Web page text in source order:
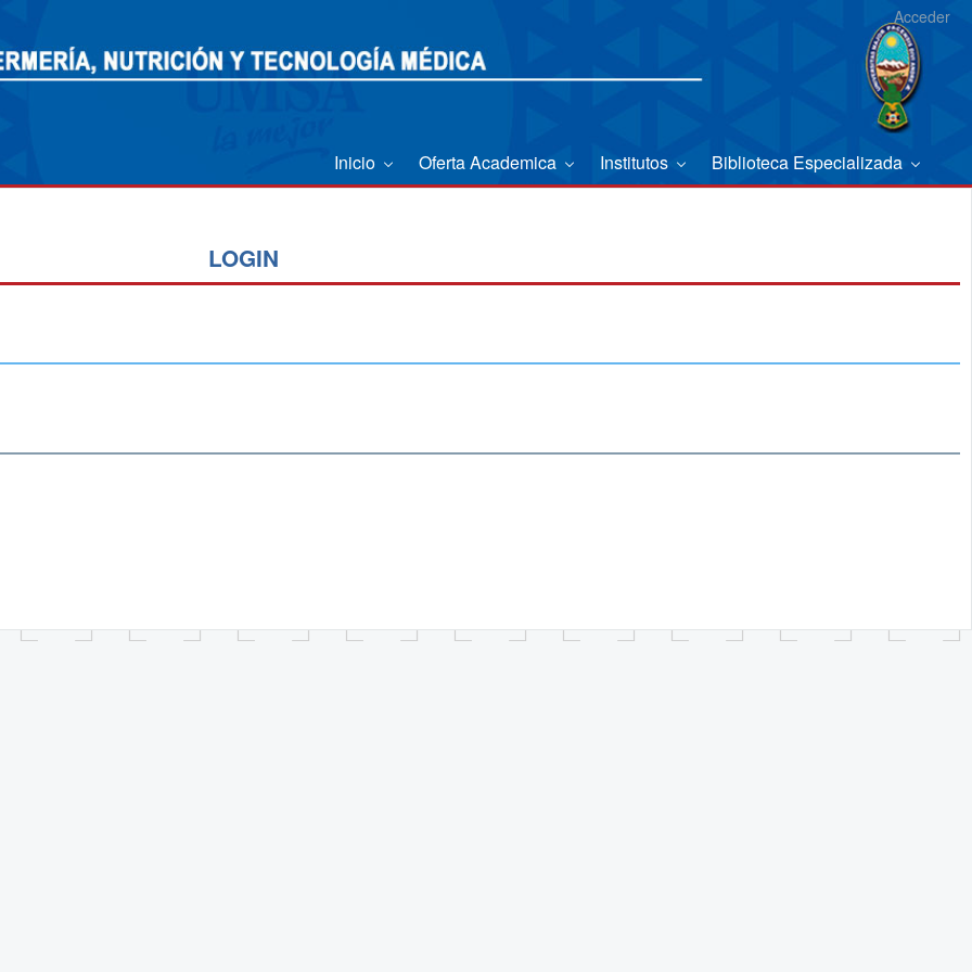
Acceder
Inicio Oferta Academica Institutos Biblioteca Especializada
LOGIN